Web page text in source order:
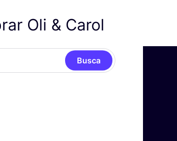
Oli & Carol
Busca